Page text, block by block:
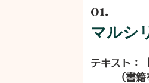
01.
マルシ
テキスト：
（書籍を